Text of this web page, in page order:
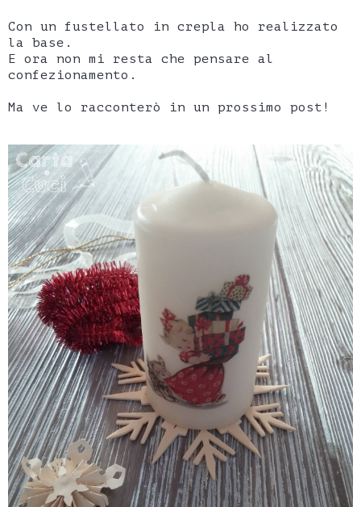
Con un fustellato in crepla ho realizzato
la base.
E ora non mi resta che pensare al
confezionamento.
Ma ve lo racconterò in un prossimo post!